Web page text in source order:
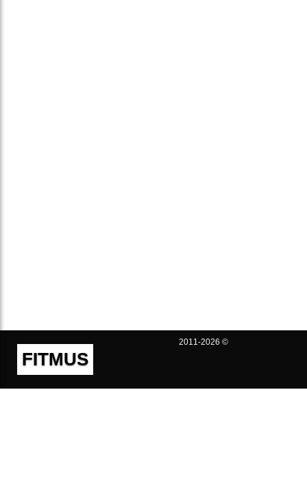
FITMUS
2011-2026 ©